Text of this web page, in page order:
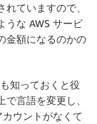
ていますので、
うな AWS サービ
金額になるのかの
も知っておくと役
言語を変更し、
カウントがなくて